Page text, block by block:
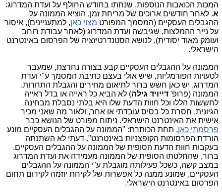
המכות הכואבות הנוספות, שנחתו בחודש החולף על ועדת המדרוג:
א. לאחר חודשים ארוכים של מריחת זמן, הוציא הממונה על
ההגבלים העסקיים (המסמך המפורט מצוי כאן, למתעניינים), איסור
על נייר ההמלצות, שגיבשה ועדת המדרוג (לאחר עבודת רוחב
ועומק מאוד יסודית), לנושא הסטנדרטיזציה של הפרסום באינטרנט
הישראלי.
הממונה על ההגבלים העסקיים קבע בצורה נחרצת, שמעבר
לטעויות הפורמליות, שיש אולי בעצם כתיבת המסמך ע"י ועדת
המדרוג, יש כאן חשש ברור לתיאום מחירים והגבלת התחרות.
הממונה (פרופ' דייויד גילה) לא הביא כל ראייה או בדל ראייה
לחששות הללו וכל חוות הדעת שלו היא בלתי נסבלת מבחינה
הגיונית, חסרת כל בסיס עובדתי או אחר, ולאור מה שאני מכיר
אישית את האינטרנט הישראלי. ניתוח מפורט של הנושא כבר
פרסמתי כאן, תחת הכותרת: "הממונה על ההגבלים העסקיים מונע
הורדת הפרסומות הקופצניות באינטרנט". דעתי לא השתנתה
בעקבות חוות הדעת הסופית של הממונה על ההגבלים העסקיים.
ברור, שהחלטתו הסופית של הממונה מעמידה את ועדת המדרוג
במצב קשה, כשכל פעילותה מוגבלת ע"י הממונה על ההגבלים
העסקיים, שמונע ממנה כל אפשרות של לקיחת יוזמה לקידום תחום
הפרסום באינטרנט הישראלי.